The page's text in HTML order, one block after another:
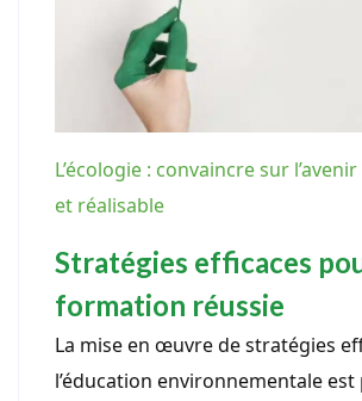
L’écologie : convaincre sur
et réalisable
Stratégies efficaces
formation réussie
La mise en œuvre de stratégies
l’éducation environnementale